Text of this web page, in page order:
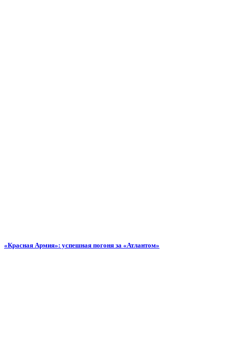
«Красная Армия»: успешная погоня за «Атлантом»